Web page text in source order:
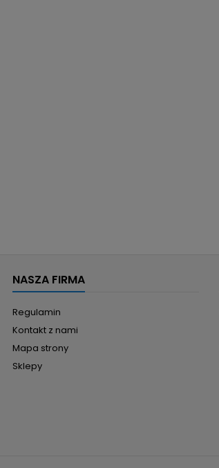
NASZA FIRMA
Regulamin
Kontakt z nami
Mapa strony
Sklepy